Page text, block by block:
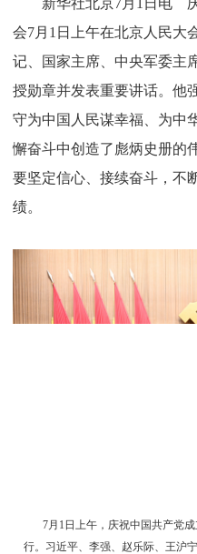
新华社北京7月1日电
会7月1日上午在北京人民大
记、国家主席、中央军委主
授勋章并发表重要讲话。他
守为中国人民谋幸福、为中
懈奋斗中创造了彪炳史册的
要坚定信心、接续奋斗，不
绩。
7月1日上午，庆祝中国共产党
行。习近平、李强、赵乐际、王沪